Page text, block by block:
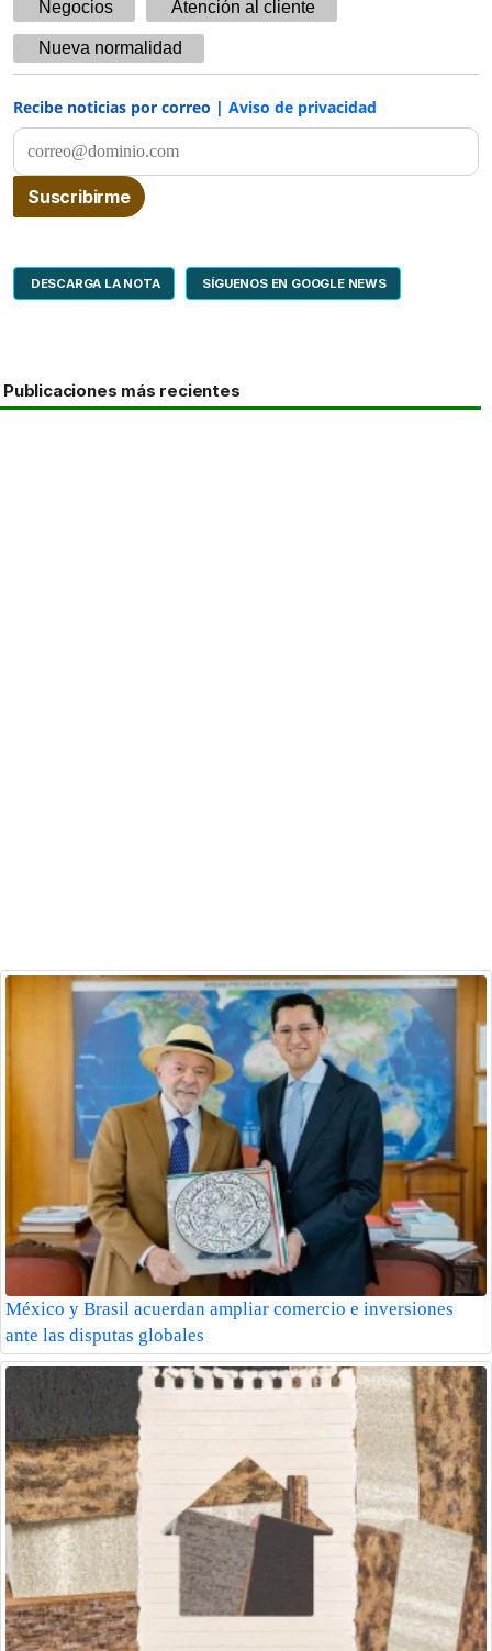
Negocios Atención al cliente
Nueva normalidad
Recibe noticias por correo | Aviso de privacidad
DESCARGA LA NOTA SÍGUENOS EN GOOGLE NEWS
Publicaciones más recientes
México y Brasil acuerdan ampliar comercio e inversiones
ante las disputas globales